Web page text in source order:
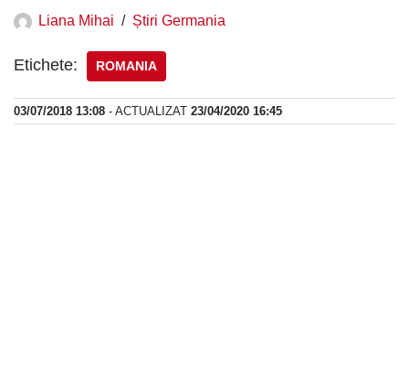
Liana Mihai Știri Germania
Etichete: ROMANIA
03/07/2018 13:08 - ACTUALIZAT 23/04/2020 16:45